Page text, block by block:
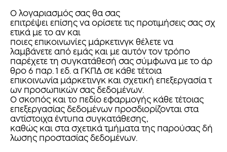
Ο λογαριασμός σας θα σας
επιτρέψει επίσης να ορίσετε τις προτιμήσεις σας σχ
ετικά με το αν και
ποιες επικοινωνίες μάρκετινγκ θέλετε να
λαμβάνετε από εμάς και με αυτόν τον τρόπο
παρέχετε τη συγκατάθεσή σας σύμφωνα με το άρ
θρο 6 παρ. 1 εδ. α ΓΚΠΔ σε κάθε τέτοια
επικοινωνία μάρκετινγκ και σχετική επεξεργασία τ
ων προσωπικών σας δεδομένων.
Ο σκοπός και το πεδίο εφαρμογής κάθε τέτοιας
επεξεργασίας δεδομένων προσδιορίζονται στα
αντίστοιχα έντυπα συγκατάθεσης,
καθώς και στα σχετικά τμήματα της παρούσας δή
λωσης προστασίας δεδομένων.